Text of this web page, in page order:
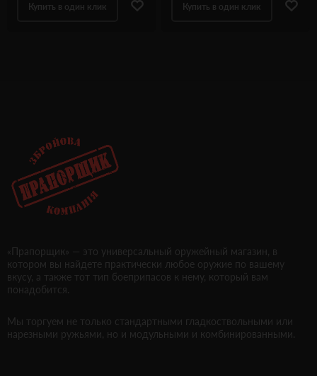
Купить в один клик Купить в один клик
«Прапорщик» — это универсальный оружейный магазин, в
котором вы найдете практически любое оружие по вашему
вкусу, а также тот тип боеприпасов к нему, который вам
понадобится.
Мы торгуем не только стандартными гладкоствольными или
нарезными ружьями, но и модульными и комбинированными.